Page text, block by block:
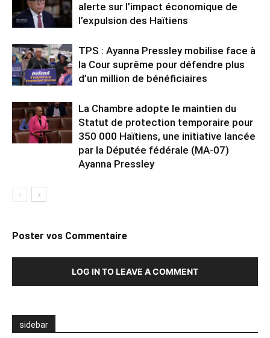
alerte sur l’impact économique de
l’expulsion des Haïtiens
TPS : Ayanna Pressley mobilise face à
la Cour suprême pour défendre plus
d’un million de bénéficiaires
La Chambre adopte le maintien du
Statut de protection temporaire pour
350 000 Haïtiens, une initiative lancée
par la Députée fédérale (MA-07)
Ayanna Pressley
Poster vos Commentaire
LOG IN TO LEAVE A COMMENT
sidebar